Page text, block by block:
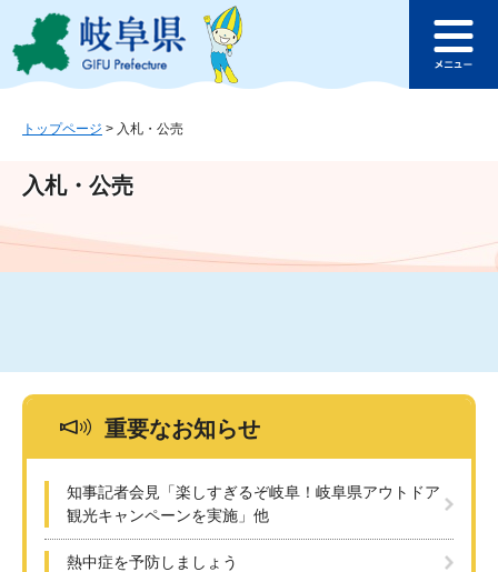
ジ
ュ
文
このページの本文へ
ュ
トップページ > 入札・公売
入札・公売
重要なお知らせ
知事記者会見「楽しすぎるぞ岐阜！岐阜県アウトドア
観光キャンペーンを実施」他
熱中症を予防しましょう